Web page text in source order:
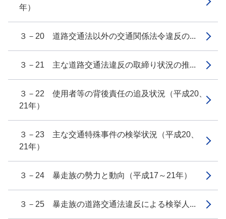
年）
３－20 道路交通法以外の交通関係法令違反の...
３－21 主な道路交通法違反の取締り状況の推...
３－22 使用者等の背後責任の追及状況（平成20、
21年）
３－23 主な交通特殊事件の検挙状況（平成20、
21年）
３－24 暴走族の勢力と動向（平成17～21年）
３－25 暴走族の道路交通法違反による検挙人...